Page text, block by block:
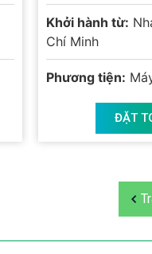
Khởi hành từ:
Chí Minh
Phương tiện:
ĐẶT